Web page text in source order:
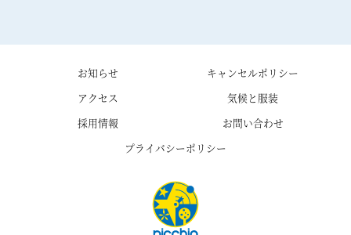
お知らせ
キャンセルポリシー
アクセス
気候と服装
採用情報
お問い合わせ
プライバシーポリシー